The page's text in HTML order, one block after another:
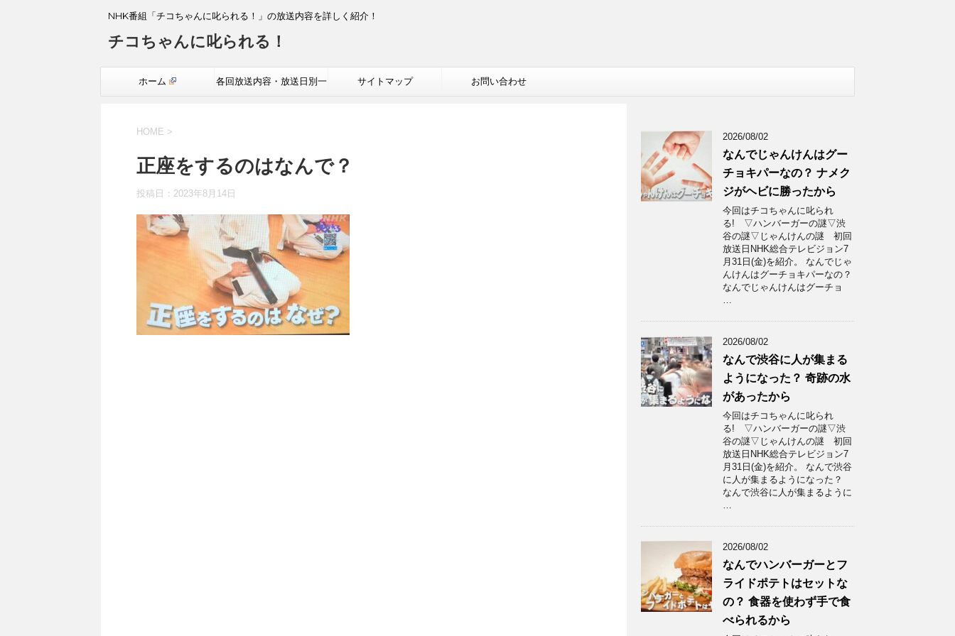
NHK番組「チコちゃんに叱られる！」の放送内容を詳しく紹介！
チコちゃんに叱られる！
ホーム 各回放送内容・放送日別一 サイトマップ お問い合わせ
HOME >
正座をするのはなんで？
投稿日： 2023年8月14日
2026/08/02
なんでじゃんけんはグー
チョキパーなの？ ナメク
ジがヘビに勝ったから
今回はチコちゃんに叱られ
る! ▽ハンバーガーの謎▽渋
谷の謎▽じゃんけんの謎 初回
放送日NHK総合テレビジョン7
月31日(金)を紹介。 なんでじゃ
んけんはグーチョキパーなの？
なんでじゃんけんはグーチョ
…
2026/08/02
なんで渋谷に人が集まる
ようになった？ 奇跡の水
があったから
今回はチコちゃんに叱られ
る! ▽ハンバーガーの謎▽渋
谷の謎▽じゃんけんの謎 初回
放送日NHK総合テレビジョン7
月31日(金)を紹介。 なんで渋谷
に人が集まるようになった？
なんで渋谷に人が集まるように
…
2026/08/02
なんでハンバーガーとフ
ライドポテトはセットな
の？ 食器を使わず手で食
べられるから